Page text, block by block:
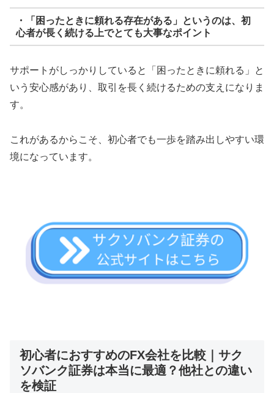
・「困ったときに頼れる存在がある」というのは、初
心者が長く続ける上でとても大事なポイント
サポートがしっかりしていると「困ったときに頼れる」と
いう安心感があり、取引を長く続けるための支えになりま
す。
これがあるからこそ、初心者でも一歩を踏み出しやすい環
境になっています。
初心者におすすめのFX会社を比較｜サク
ソバンク証券は本当に最適？他社との違い
を検証